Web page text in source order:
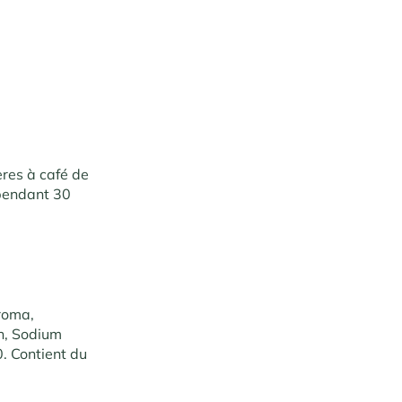
à café de
30
Sodium
Contient du